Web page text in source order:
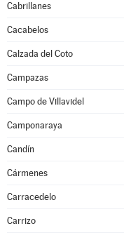
Cabrillanes
Cacabelos
Calzada del Coto
Campazas
Campo de Villavidel
Camponaraya
Candín
Cármenes
Carracedelo
Carrizo